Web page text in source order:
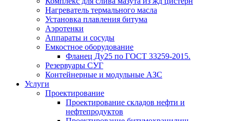
Нагреватель термального масла
Установка плавления битума
Аэротенки
Аппараты и сосуды
Емкостное оборудование
Фланец Ду25 по ГОСТ 33259-2015.
Резервуары СУГ
Контейнерные и модульные АЗС
Услуги
Проектирование
Проектирование складов нефти и
нефтепродуктов